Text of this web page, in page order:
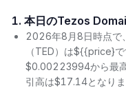
1. 本日のTezos
2026年8月8日時点で
（TED）は${{price}
$0.00223994から最
引高は$17.14となり